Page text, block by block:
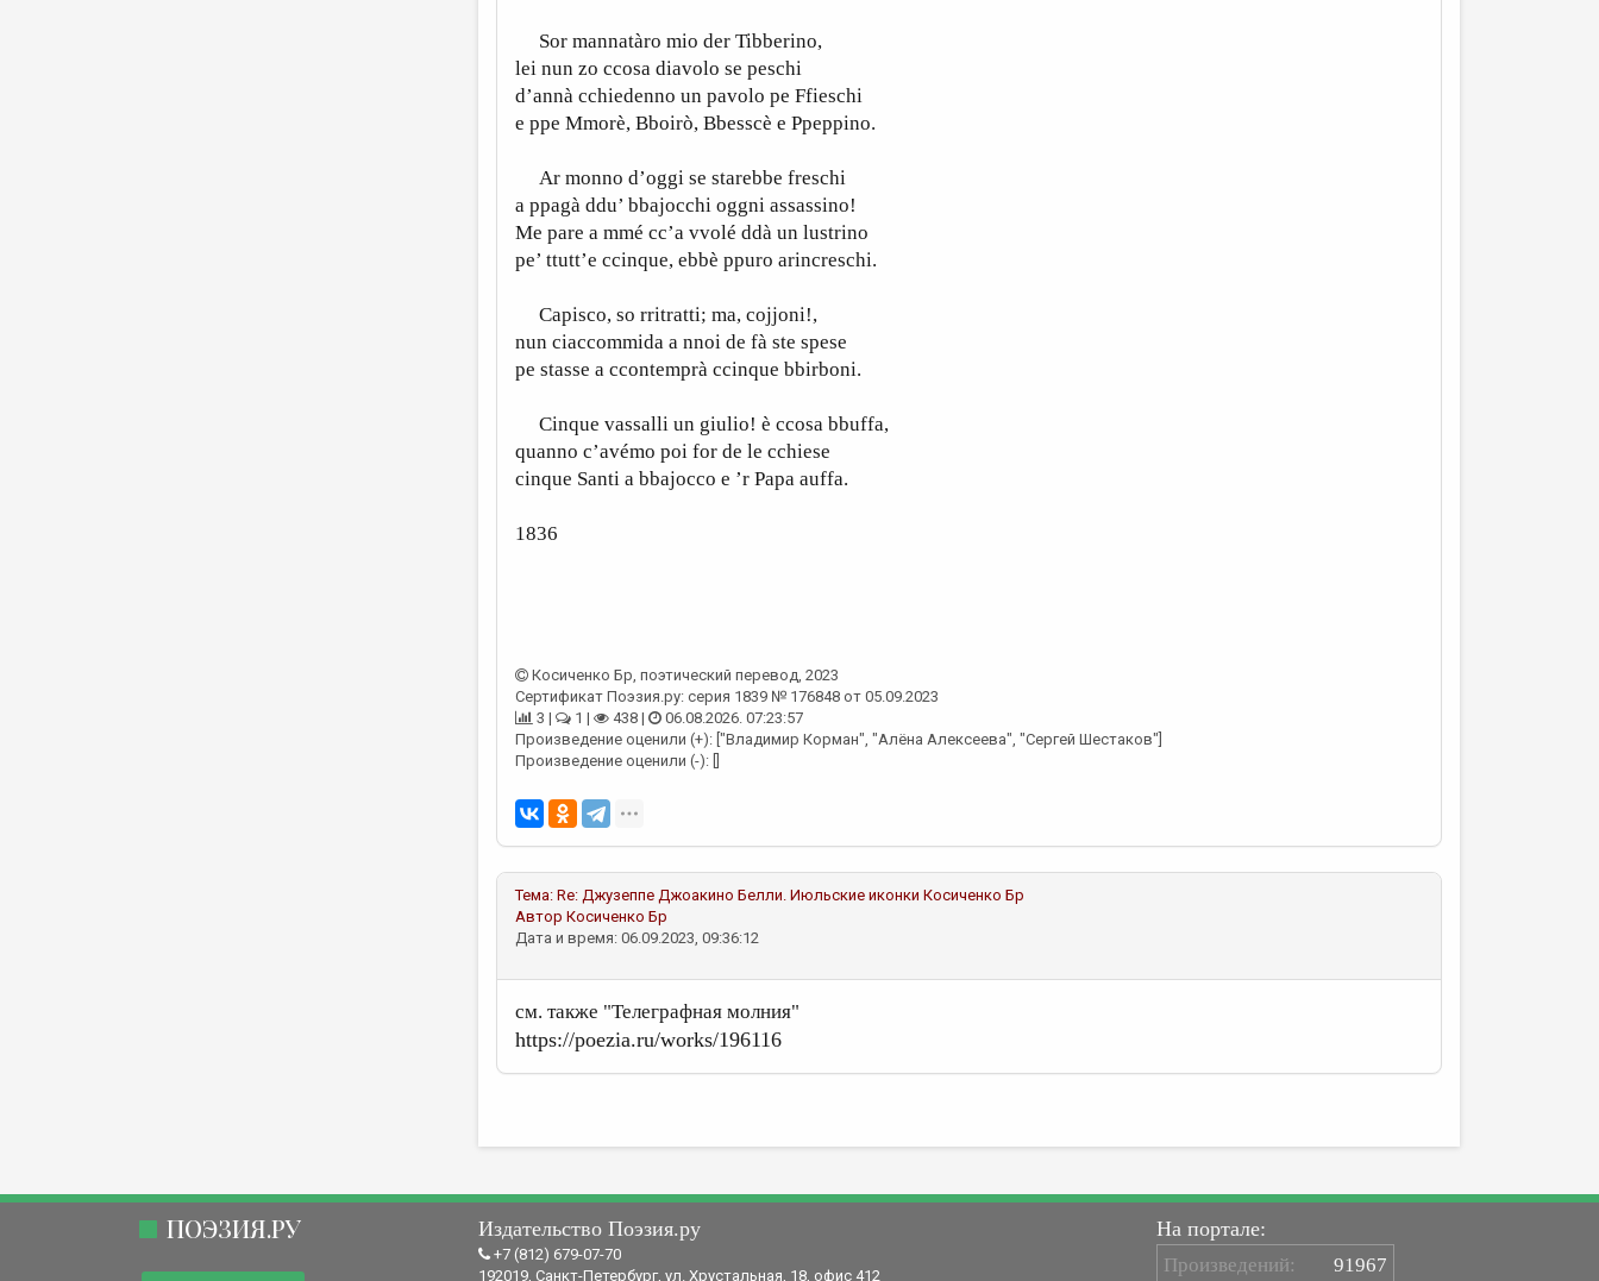
Sor mannatàro mio der Tibberino,
lei nun zo ccosa diavolo se peschi
d’annà cchiedenno un pavolo pe Ffieschi
e ppe Mmorè, Bboirò, Bbesscè e Ppeppino.
Ar monno d’oggi se starebbe freschi
a ppagà ddu’ bbajocchi oggni assassino!
Me pare a mmé cc’a vvolé ddà un lustrino
pe’ ttutt’e ccinque, ebbè ppuro arincreschi.
Capisco, so rritratti; ma, cojjoni!,
nun ciaccommida a nnoi de fà ste spese
pe stasse a ccontemprà ccinque bbirboni.
Cinque vassalli un giulio! è ccosa bbuffa,
quanno c’avémo poi for de le cchiese
cinque Santi a bbajocco e ’r Papa auffa.
1836
Косиченко Бр, поэтический перевод, 2023
Сертификат Поэзия.ру: серия 1839 № 176848 от 05.09.2023
3 |
1 | 438 |
06.08.2026. 07:23:57
Произведение оценили (+): ["Владимир Корман", "Алёна Алексеева", "Сергей Шестаков"]
Произведение оценили (-): []
Тема: Re: Джузеппе Джоакино Белли. Июльские иконки Косиченко Бр
Автор Косиченко Бр
Дата и время: 06.09.2023, 09:36:12
см. также "Телеграфная молния"
https://poezia.ru/works/196116
ПОЭЗИЯ.РУ Издательство Поэзия.ру
+7 (812) 679-07-70
192019, Санкт-Петербург, ул. Хрустальная, 18, офис 412
На портале:
Произведений: 91967